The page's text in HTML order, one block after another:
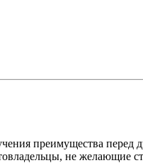
преимущества
не желающие